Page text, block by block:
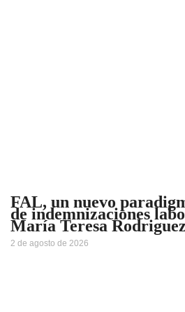
FAL, un nuevo
de indemnizaciones
María Teresa
2 de agosto de 2026